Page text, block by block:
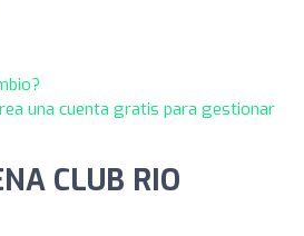
una cuenta gratis para gestionar
CLUB RIO